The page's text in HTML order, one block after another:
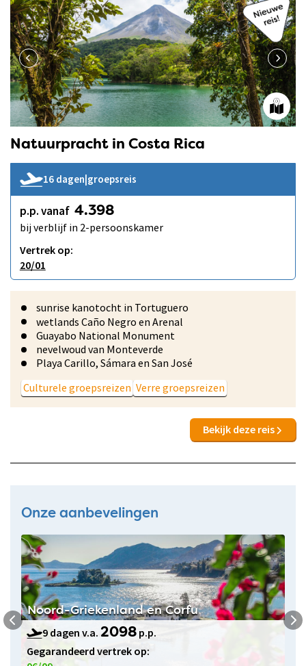
Natuurpracht in Costa Rica
16 dagen groepsreis
p.p. vanaf 4.398
bij verblijf in 2-persoonskamer
Vertrek op:
20/01
sunrise kanotocht in Tortuguero
wetlands Caño Negro en Arenal
Guayabo National Monument
nevelwoud van Monteverde
Playa Carillo, Sámara en San José
Culturele groepsreizen Verre groepsreizen
Bekijk deze reis
Onze aanbevelingen
Noord-Griekenland en Corfu
9 dagen v.a. 2098 p.p.
Gegarandeerd vertrek op: